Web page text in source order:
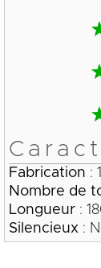
Fabrication :
Nombre de
Longueur:
Silencieux :